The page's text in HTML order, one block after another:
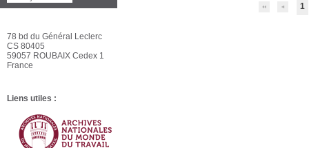
1
78 bd du Général Leclerc
CS 80405
59057 ROUBAIX Cedex 1
France
Liens utiles :